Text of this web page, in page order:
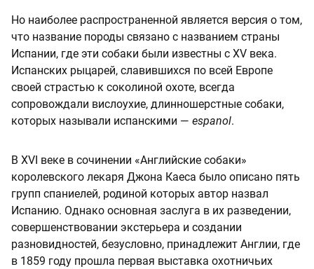
Но наиболее распространенной является версия о том,
что название породы связано с названием страны
Испании, где эти собаки были известны с XV века.
Испанских рыцарей, славившихся по всей Европе
своей страстью к соколиной охоте, всегда
сопровождали вислоухие, длинношерстные собаки,
которых называли испанскими — espanol.
В XVI веке в сочинении «Английские собаки»
королевского лекаря Джона Каеса было описано пять
групп спаниелей, родиной которых автор назвал
Испанию. Однако основная заслуга в их разведении,
совершенствовании экстерьера и создании
разновидностей, безусловно, принадлежит Англии, где
в 1859 году прошла первая выставка охотничьих